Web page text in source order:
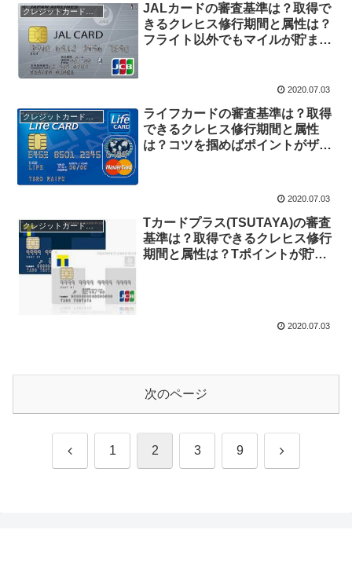
クレジットカードの審査
JALカードの審査基準は？取得で
きるクレヒス修行期間と属性は？
フライト以外でもマイルが貯ま
2020.07.03
ライフカードの審査基準は？取得
できるクレヒス修行期間と属性
は？コツを掴めばポイントがザク
2020.07.03
クレジットカードの審査
Tカードプラス(TSUTAYA)の審査
基準は？取得できるクレヒス修行
期間と属性は？Tポイントが貯ま
2020.07.03
次のページ
前 1 2 3 9 次